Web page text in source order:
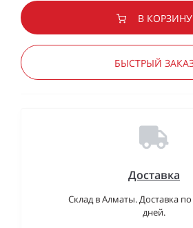
В КОРЗИНУ
БЫСТРЫЙ
Доставка
Склад в Алматы. Доставка по
дней.